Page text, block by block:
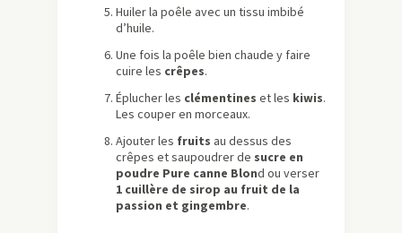
Huiler la poêle avec un tissu imbibé
d’huile.
Une fois la poêle bien chaude y faire
cuire les crêpes.
Éplucher les clémentines et les kiwis.
Les couper en morceaux.
Ajouter les fruits au dessus des
crêpes et saupoudrer de sucre en
poudre Pure canne Blond ou verser
1 cuillère de sirop au fruit de la
passion et gingembre.